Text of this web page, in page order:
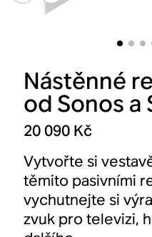
Nástěnné
od Sonos a
20 090 Kč
Vytvořte si
těmito pasivními
vychutnejte si
zvuk pro televizi,